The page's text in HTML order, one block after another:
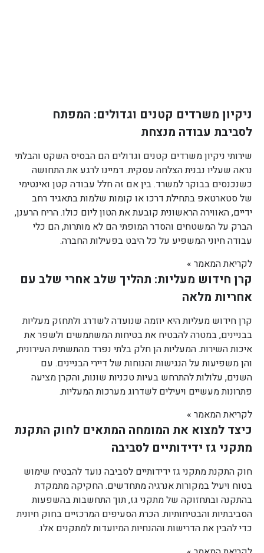
ניקיון משרדים קטנים וגדולים: המפתח
לסביבת עבודה מנצחת
שירותי ניקיון משרדים קטנים וגדולים הם הבסיס השקט והבלתי
נראה שעליו נבנית הצלחה עסקית. דמיינו לרגע את התחושה
כשנכנסים בבוקר למשרד. בין אם זה חלל עבודה קטן ואינטימי
של סטארטאפ בתחילת דרכו או קומות שלמות בתאגיד רחב
ידיים, האווירה הראשונית קובעת את הטון ליום כולו. הריח הרענן,
הברק על המשטחים והסדר המופתי הם לא מותרות, הם כלי
עבודה חיוני המשפיע על כל היבט בפעילות החברה.
לקריאת המאמר »
קרן חידוש מעליות: תהליך שלב אחרי שלב עם
אחריות מלאה
קרן חידוש מעליות היא יוזמה שנועדה לשדרג ולתחזק מעליות
בבניינים, במטרה להבטיח את בטיחות המשתמשים ולשפר את
איכות השירות. המעליות הן חלק בלתי נפרד מהתשתית העירונית,
והן משפיעות על הנגישות והנוחות של דיירי הבניינים. עם
השנים, עלולות להתרחש בעיות טכניות שונות, והקרן מציעה
פתרונות מעשיים ויעילים לשדרוג מערכות המעליות.
לקריאת המאמר »
כיצד למצוא את המומחה המתאים לחוק התקנת
מתקני גז ידידותיים לסביבה
חוק התקנת מתקני גז ידידותיים לסביבה נועד להבטיח שימוש
בטוח ויעיל במקורות אנרגיה מתחדשים. החקיקה מתמקדת
בהתקנה ובתחזוקה של מתקני גז, תוך התחשבות בהשפעות
הסביבתיות והבטיחותיות. הכרת הסעיפים המרכזיים בחוק חיונית
כדי להבין את הדרישות וההנחיות המיועדות למתקנים אלו.